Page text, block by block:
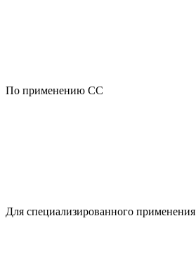
По применению CC
Для специализированного применения